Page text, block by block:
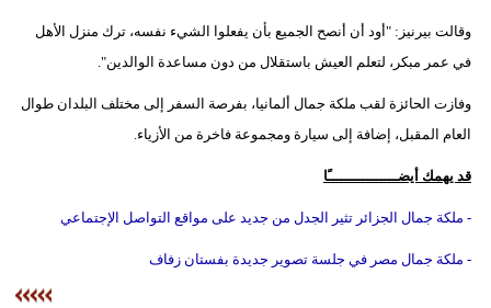
وقالت بيرنيز: "أود أن أنصح الجميع بأن يفعلوا الشيء نفسه، ترك منزل الأهل
في عمر مبكر، لتعلم العيش باستقلال من دون مساعدة الوالدين".
وفازت الحائزة لقب ملكة جمال ألمانيا، بفرصة السفر إلى مختلف البلدان طوال
العام المقبل، إضافة إلى سيارة ومجموعة فاخرة من الأزياء.
قد يهمك أيضــــــــــــــــًا
- ملكة جمال الجزائر تثير الجدل من جديد على مواقع التواصل الإجتماعي
- ملكة جمال مصر في جلسة تصوير جديدة بفستان زفاف